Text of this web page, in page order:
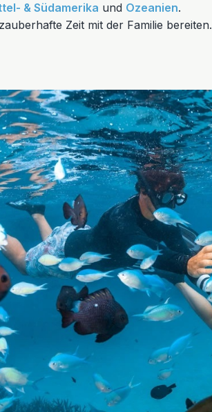
& Südamerika und Ozeanien.
Zeit mit der Familie bereiten.